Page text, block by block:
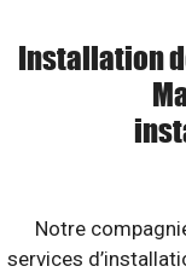
Installation
Notre
services